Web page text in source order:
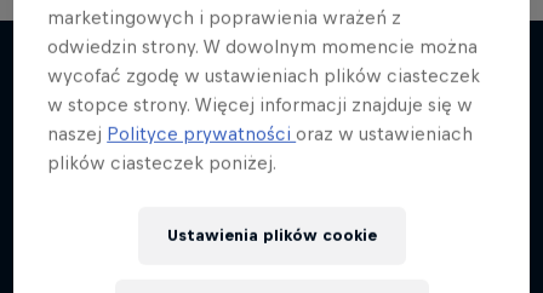
Więcej podobnych
marketingowych i poprawienia wrażeń z
odwiedzin strony. W dowolnym momencie można
wycofać zgodę w ustawieniach plików ciasteczek
w stopce strony. Więcej informacji znajduje się w
naszej Polityce prywatnościoraz w ustawieniach
plików ciasteczek poniżej.
Ustawienia plików cookie